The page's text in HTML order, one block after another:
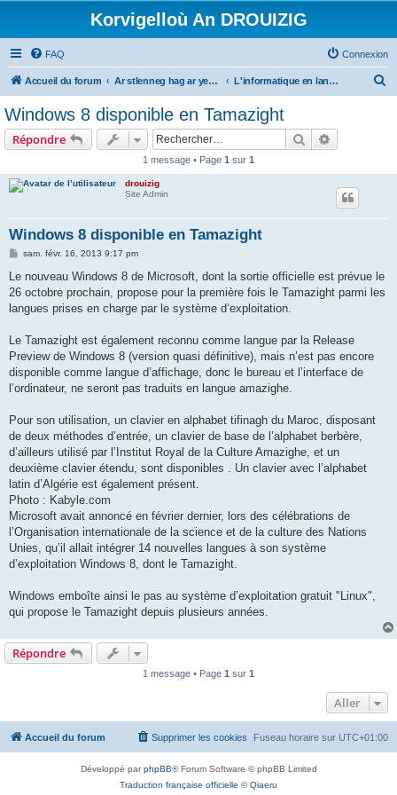
Korvigelloù An DROUIZIG
FAQ Connexion
Accueil du forum Ar stlenneg hag ar yezhoù bihan er bed a-bezh L'informatique en langues régionales et minoritaires
Windows 8 disponible en Tamazight
Répondre Rechercher
1 message • Page 1 sur 1
drouizig
Site Admin
Windows 8 disponible en Tamazight
M
s
a
g
sam. févr. 16, 2013 9:17 pm
Le nouveau Windows 8 de Microsoft, dont la sortie officielle est prévue le
26 octobre prochain, propose pour la première fois le Tamazight parmi les
langues prises en charge par le système d’exploitation.
Le Tamazight est également reconnu comme langue par la Release
Preview de Windows 8 (version quasi définitive), mais n’est pas encore
disponible comme langue d’affichage, donc le bureau et l’interface de
l’ordinateur, ne seront pas traduits en langue amazighe.
Pour son utilisation, un clavier en alphabet tifinagh du Maroc, disposant
de deux méthodes d’entrée, un clavier de base de l’alphabet berbère,
d’ailleurs utilisé par l’Institut Royal de la Culture Amazighe, et un
deuxième clavier étendu, sont disponibles . Un clavier avec l’alphabet
latin d’Algérie est également présent.
Photo : Kabyle.com
Microsoft avait annoncé en février dernier, lors des célébrations de
l’Organisation internationale de la science et de la culture des Nations
Unies, qu’il allait intégrer 14 nouvelles langues à son système
d’exploitation Windows 8, dont le Tamazight.
Windows emboîte ainsi le pas au système d’exploitation gratuit "Linux",
qui propose le Tamazight depuis plusieurs années.
Répondre
1 message • Page 1 sur 1
Aller
Accueil du forum Fuseau horaire sur UTC+01:00
Supprimer les cookies
Développé parphpBB® Forum Software © phpBB Limited
Traduction française officielle ©Qiaeru